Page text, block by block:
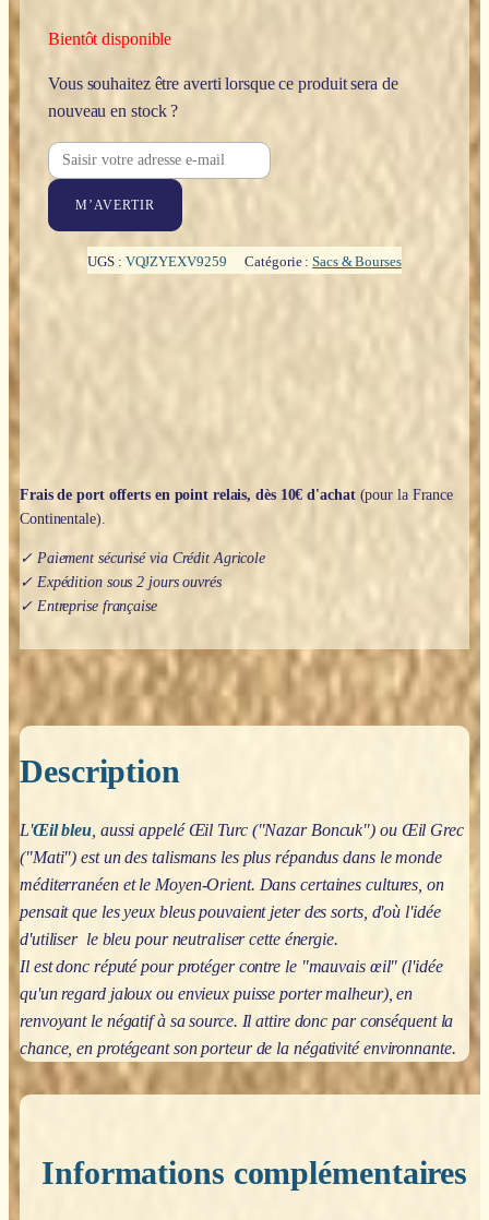
Bientôt disponible
Vous souhaitez être averti lorsque ce produit sera de
nouveau en stock ?
M’AVERTIR
UGS : VQJZYEXV9259 Catégorie :Sacs & Bourses
Frais de port offerts en point relais, dès 10€ d'achat(pour la France
Continentale).
✓ Paiement sécurisé via Crédit Agricole
✓ Expédition sous 2 jours ouvrés
✓ Entreprise française
Description
L'Œil bleu , aussi appelé Œil Turc ("Nazar Boncuk") ou Œil Grec
("Mati") est un des talismans les plus répandus dans le monde
méditerranéen et le Moyen-Orient. Dans certaines cultures, on
pensait que les yeux bleus pouvaient jeter des sorts, d'où l'idée
d'utiliser le bleu pour neutraliser cette énergie.
Il est donc réputé pour protéger contre le "mauvais œil" (l'idée
qu'un regard jaloux ou envieux puisse porter malheur), en
renvoyant le négatif à sa source. Il attire donc par conséquent la
chance, en protégeant son porteur de la négativité environnante.
Informations complémentaires